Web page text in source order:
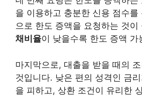
을 이용하고 충분한 신용 점수를
으로 한도 증액을 요청하는 것이
채비율이 낮을수록 한도 증액 가
마지막으로, 대출을 받을 때의
것입니다. 낮은 편의 성격인 금
을 피하고, 상환 조건이 유리한